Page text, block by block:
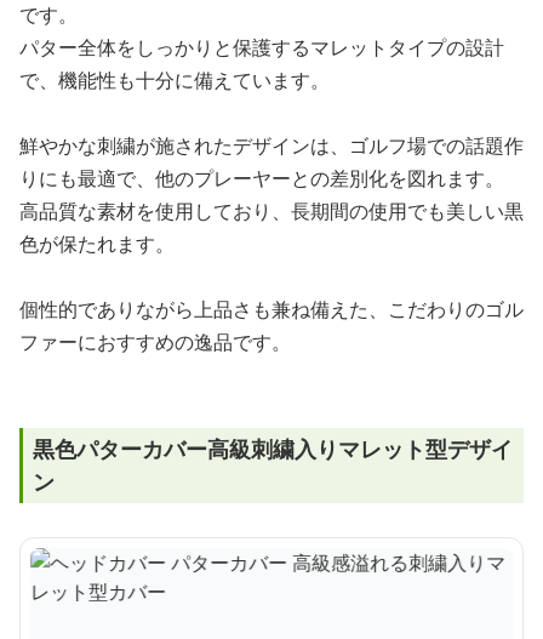
です。
パター全体をしっかりと保護するマレットタイプの設計
で、機能性も十分に備えています。
鮮やかな刺繍が施されたデザインは、ゴルフ場での話題作
りにも最適で、他のプレーヤーとの差別化を図れます。
高品質な素材を使用しており、長期間の使用でも美しい黒
色が保たれます。
個性的でありながら上品さも兼ね備えた、こだわりのゴル
ファーにおすすめの逸品です。
黒色パターカバー高級刺繍入りマレット型デザイ
ン